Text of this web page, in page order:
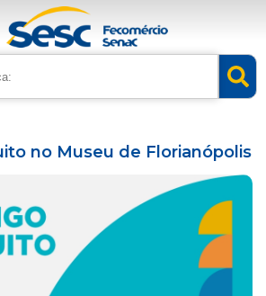
no Museu de Florianópolis